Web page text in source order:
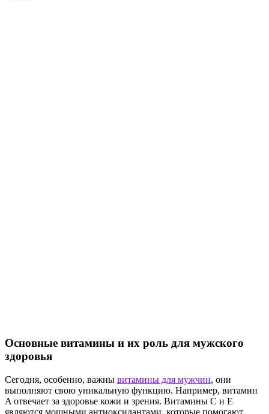
Основные витамины и их роль для мужского
здоровья
Сегодня, особенно, важны витамины для мужчин, они
выполняют свою уникальную функцию. Например, витамин
A отвечает за здоровье кожи и зрения. Витамины C и E
являются мощными антиоксидантами, которые помогают